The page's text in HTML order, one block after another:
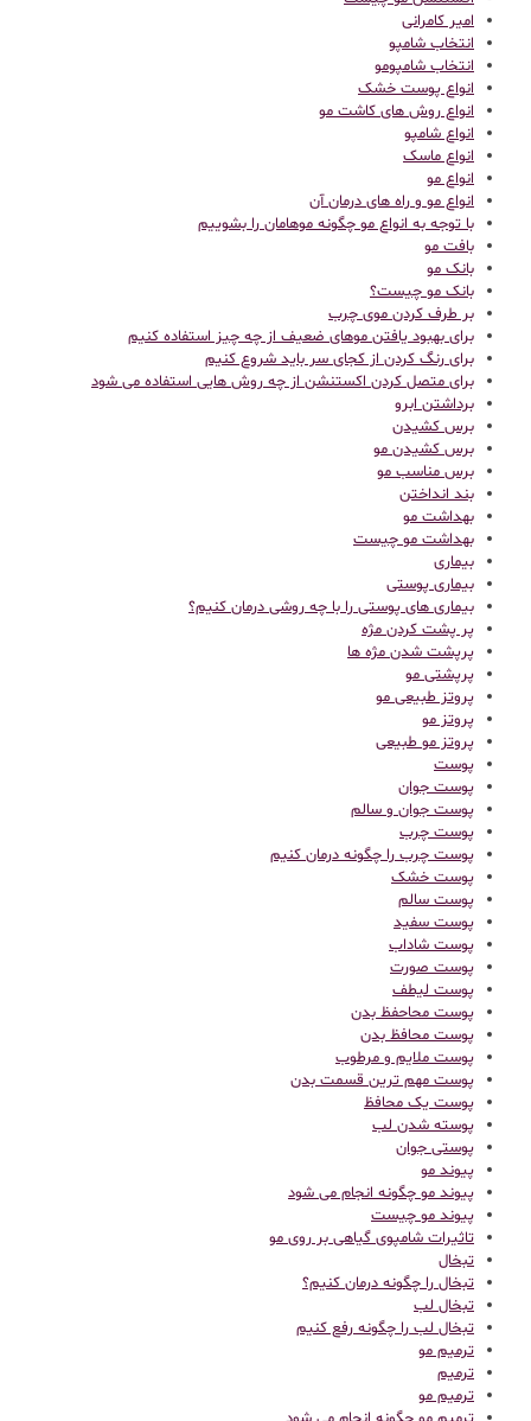
امیر کامرانی
انتخاب شامپو
انتخاب شامپومو
انواع پوست خشک
انواع روش های کاشت مو
انواع شامپو
انواع ماسک
انواع مو
انواع مو و راه های درمان آن
با توجه به انواع مو چگونه موهامان را بشوییم
بافت مو
بانک مو
بانک مو چیست؟
بر طرف کردن موی چرب
برای بهبود یافتن موهای ضعیف از چه چیز استفاده کنیم
برای رنگ کردن از کجای سر باید شروع کنیم
برای متصل کردن اکستنشن از چه روش هایی استفاده می شود
برداشتن ابرو
برس کشیدن
برس کشیدن مو
برس مناسب مو
بند انداختن
بهداشت مو
بهداشت مو چیست
بیماری
بیماری پوستی
بیماری های پوستی را با چه روشی درمان کنیم؟
پر پشت کردن مژه
پرپشت شدن مژه ها
پرپشتی مو
پروتز طبیعی مو
پروتز مو
پروتز مو طبیعی
پوست
پوست جوان
پوست جوان و سالم
پوست چرب
پوست چرب را چگونه درمان کنیم
پوست خشک
پوست سالم
پوست سفید
پوست شاداب
پوست صورت
پوست لیطف
پوست محاحفظ بدن
پوست محافظ بدن
پوست ملایم و مرطوب
پوست مهم ترین قسمت بدن
پوست یک محافظ
پوسته شدن لب
پوستی جوان
پیوند مو
پیوند مو چگونه انجام می شود
پیوند مو چیست
تاثیرات شامپوی گیاهی بر روی مو
تبخال
تبخال را چگونه درمان کنیم؟
تبخال لب
تبخال لب را چگونه رفع کنیم
ترميم مو
ترمیم
ترمیم مو